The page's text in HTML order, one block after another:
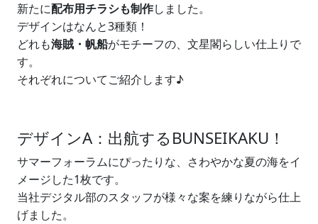
新たに配布用チラシも制作しました。
デザインはなんと3種類！
どれも海賊・帆船がモチーフの、文星閣らしい仕上りで
す。
それぞれについてご紹介します♪
デザインA：出航するBUNSEIKAKU！
サマーフォーラムにぴったりな、さわやかな夏の海をイ
メージした1枚です。
当社デジタル部のスタッフが様々な案を練りながら仕上
げました。